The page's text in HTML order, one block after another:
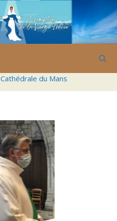
Cathédrale du Mans